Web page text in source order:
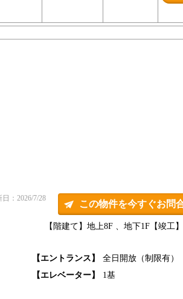
日：2026/7/28
この物件を今すぐお問
【竣工
【階建て】地上8F 、地下1F
【エントランス】
全日開放（制限有）
【エレベーター】 1基